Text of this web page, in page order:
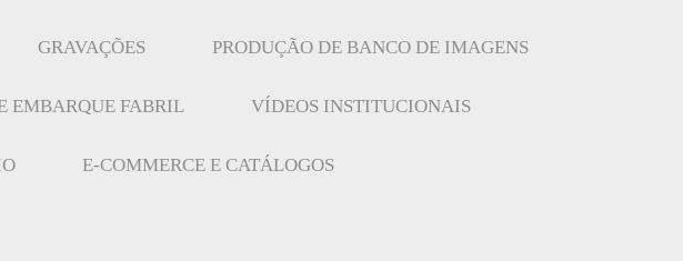
GRAVAÇÕES PRODUÇÃO DE BANCO DE IMAGENS
EMBARQUE FABRIL VÍDEOS INSTITUCIONAIS
E-COMMERCE E CATÁLOGOS